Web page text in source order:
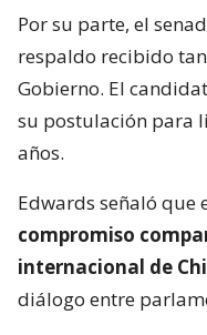
Por su parte, el
respaldo recibido
Gobierno. El
su postulación para
años.
Edwards señaló que
compromiso
internacional de
diálogo entre